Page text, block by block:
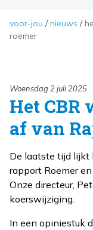
voor-jou nieuws
roemer
Woensdag 2 juli 2025
Het CBR
af van
De laatste tijd lijkt
rapport Roemer
Onze directeur,
koerswijziging.
In een opiniestuk